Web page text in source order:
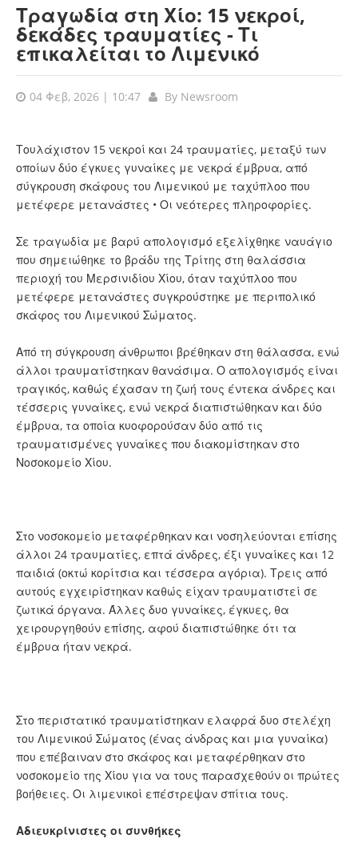
Τραγωδία στη Χίο: 15 νεκροί,
δεκάδες τραυματίες - Τι
επικαλείται το Λιμενικό
04 Φεβ, 2026 | 10:47 By Newsroom
Τουλάχιστον 15 νεκροί και 24 τραυματίες, μεταξύ των
οποίων δύο έγκυες γυναίκες με νεκρά έμβρυα, από
σύγκρουση σκάφους του Λιμενικού με ταχύπλοο που
μετέφερε μετανάστες • Οι νεότερες πληροφορίες.
Σε τραγωδία με βαρύ απολογισμό εξελίχθηκε ναυάγιο
που σημειώθηκε το βράδυ της Τρίτης στη θαλάσσια
περιοχή του Μερσινιδίου Χίου, όταν ταχύπλοο που
μετέφερε μετανάστες συγκρούστηκε με περιπολικό
σκάφος του Λιμενικού Σώματος.
Από τη σύγκρουση άνθρωποι βρέθηκαν στη θάλασσα, ενώ
άλλοι τραυματίστηκαν θανάσιμα. Ο απολογισμός είναι
τραγικός, καθώς έχασαν τη ζωή τους έντεκα άνδρες και
τέσσερις γυναίκες, ενώ νεκρά διαπιστώθηκαν και δύο
έμβρυα, τα οποία κυοφορούσαν δύο από τις
τραυματισμένες γυναίκες που διακομίστηκαν στο
Νοσοκομείο Χίου.
Στο νοσοκομείο μεταφέρθηκαν και νοσηλεύονται επίσης
άλλοι 24 τραυματίες, επτά άνδρες, έξι γυναίκες και 12
παιδιά (οκτώ κορίτσια και τέσσερα αγόρια). Τρεις από
αυτούς εγχειρίστηκαν καθώς είχαν τραυματιστεί σε
ζωτικά όργανα. Άλλες δυο γυναίκες, έγκυες, θα
χειρουργηθούν επίσης, αφού διαπιστώθηκε ότι τα
έμβρυα ήταν νεκρά.
Στο περιστατικό τραυματίστηκαν ελαφρά δυο στελέχη
του Λιμενικού Σώματος (ένας άνδρας και μια γυναίκα)
που επέβαιναν στο σκάφος και μεταφέρθηκαν στο
νοσοκομείο της Χίου για να τους παρασχεθούν οι πρώτες
βοήθειες. Οι λιμενικοί επέστρεψαν σπίτια τους.
Αδιευκρίνιστες οι συνθήκες